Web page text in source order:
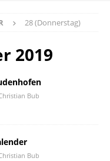
28 (Donnerstag)
2019
Bub
Bub